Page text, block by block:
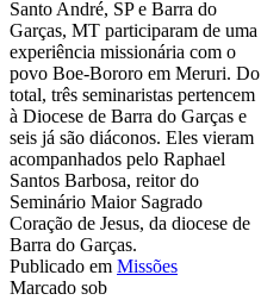
Santo André, SP e Barra do
Garças, MT participaram de uma
experiência missionária com o
povo Boe-Bororo em Meruri. Do
total, três seminaristas pertencem
à Diocese de Barra do Garças e
seis já são diáconos. Eles vieram
acompanhados pelo Raphael
Santos Barbosa, reitor do
Seminário Maior Sagrado
Coração de Jesus, da diocese de
Barra do Garças.
Publicado em Missões
Marcado sob